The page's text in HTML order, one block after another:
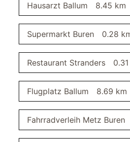
Wohnbereich
SAT/Kabel-TV
CD-Player
DVD-Player
Sessel
Fernseher
Schlafzimmer II
2 Einzelbetten 90 x 200 m
TV SAT/Kabel
Hausarzt Ballum 8.45 km
Supermarkt Buren 0.28
Restaurant Stranders
Flugplatz Ballum 8.69 km
Fahrradverleih Metz Buren